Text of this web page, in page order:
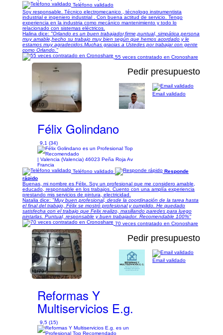
Teléfono validado
Soy responsable. Técnico electromecanico , técnologo instrumentista
industrial e ingeniero industrial . Con buena actitud de servicio. Tengo
experiencia en la industria como mecánico mantenimiento y todo lo
relacionado con sistemas eléctricos.
Halina dice: "Orlando es un buen trabajador,firme,puntual, simpática persona
muy amable,hecho su trabajo muy bien según que hemos acordado y le
estamos muy agradecidos.Muchas gracias a Ustedes por trabajar con gente
como Orlando."
55 veces contratado en Cronoshare
1/10
Pedir presupuesto
Félix Golindano
9,1 (34)
| Valencia (Valencia) 46023 Peña Roja Av
Francia
Email validado
Teléfono validado
Responde
rápido
Buenas, mi nombre es Félix. Soy un profesional que me considero amable,
educado, responsable en los trabajos. Cuento con una amplía experiencia
prestando mis servicios de pintura, electricidad.
Natalia dice: "Muy buen profesional, desde la coordinación de la tarea hasta
el final del trabajo, Félix se mostró profesional y cumplido. He quedado
satisfecha con el trabajo que Felix realizo, masillando paredes para luego
pintarlas. Puntual, responsable y buen trabajador. Recomendable 100%"
70 veces contratado en Cronoshare
1/79
Pedir presupuesto
Reformas Y
Multiservicios E.g.
9,5 (15)
Email validado